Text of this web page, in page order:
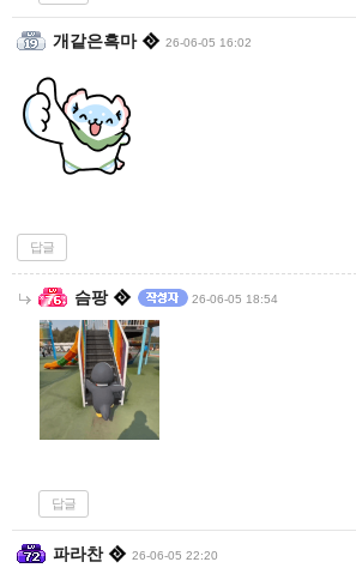
개같은흑마 26-06-05 16:02
답글
슴팡 26-06-05 18:54
답글
파라찬 26-06-05 22:20